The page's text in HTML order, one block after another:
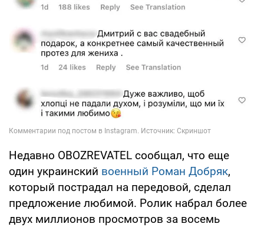
Недавно OBOZREVATEL сообщал, что еще
один украинский военный Роман Добряк,
который пострадал на передовой, сделал
предложение любимой. Ролик набрал более
двух миллионов просмотров за восемь